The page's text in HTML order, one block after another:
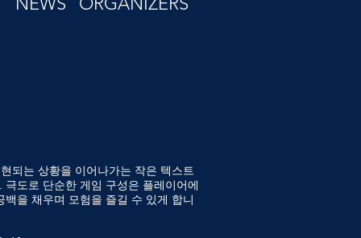
되는 상황을 이어나가는 작은 텍스트
극도로 단순한 게임 구성은 플레이어에
백을 채우며 모험을 즐길 수 있게 합니